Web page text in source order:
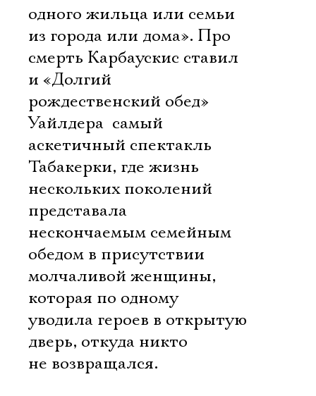
одного жильца или семьи
из города или дома». Про
смерть Карбаускис ставил
и «Долгий
рождественский обед»
Уайлдера  самый
аскетичный спектакль
Табакерки, где жизнь
нескольких поколений
представала
нескончаемым семейным
обедом в присутствии
молчаливой женщины,
которая по одному
уводила героев в открытую
дверь, откуда никто
не возвращался.